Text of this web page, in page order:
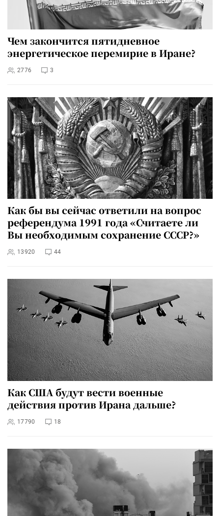
Чем закончится пятидневное
энергетическое перемирие в Иране?
2776 3
Как бы вы сейчас ответили на вопрос
референдума 1991 года «Считаете ли
Вы необходимым сохранение СССР?»
13920 44
Как США будут вести военные
действия против Ирана дальше?
17790 18